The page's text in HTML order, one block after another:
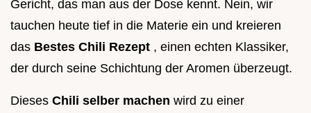
Gericht, das man aus der Dose kennt. Nein, wir
tauchen heute tief in die Materie ein und kreieren
das Bestes Chili Rezept , einen echten Klassiker,
der durch seine Schichtung der Aromen überzeugt.
Dieses Chili selber machen wird zu einer